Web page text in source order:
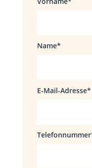
Name
E-Mail-Adresse
Telefonnummer